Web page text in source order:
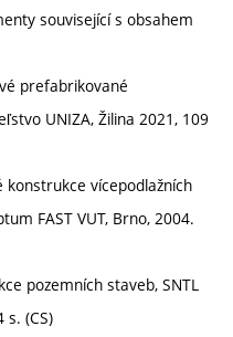
související s obsahem
prefabrikované
UNIZA, Žilina 2021, 109
konstrukce vícepodlažních
FAST VUT, Brno, 2004.
pozemních staveb, SNTL
s. (CS)